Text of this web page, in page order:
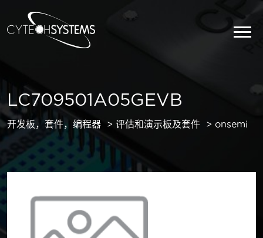
LC709501A05GEVB
开发板，套件，编程器 评估和演示板及套件 onsemi